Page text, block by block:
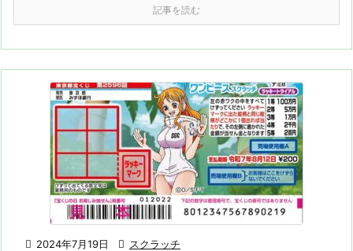
記事を読む
 2024年7月19日  スクラッチ